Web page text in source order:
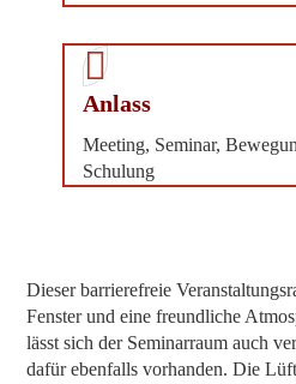
Anlass
Mee­ting, Semi­nar,
Schulung
Die­ser bar­rie­re­freie
Fens­ter und eine freund­li­che
lässt sich der Semi­nar­raum auch
dafür eben­falls vor­han­den. Die